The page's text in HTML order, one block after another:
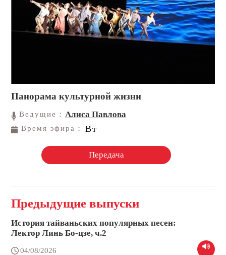
Панорама культурной жизни
Ведущие： Алиса Павлова
Время эфира： Вт
Передача
Предыдущие выпуски
История тайваньских популярных песен:
Лектор Линь Бо-цзе, ч.2
04/08/2026